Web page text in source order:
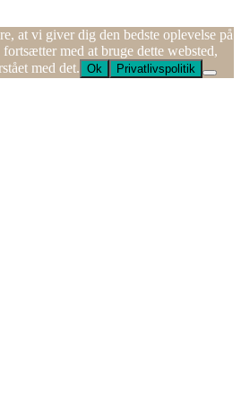
at vi giver dig den bedste oplevelse på
med at bruge dette websted,
med det. Ok Privatlivspolitik